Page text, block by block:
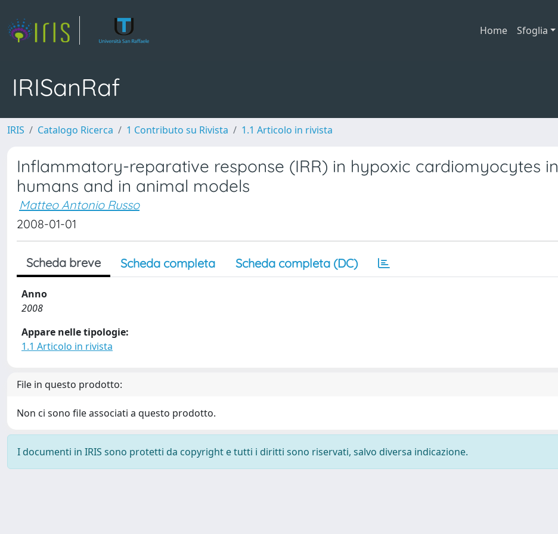
Home Sfoglia
IRISanRaf
IRIS Catalogo Ricerca 1 Contributo su Rivista 1.1 Articolo in rivista
Inflammatory-reparative response (IRR) in hypoxic cardiomyocytes in
humans and in animal models
Matteo Antonio Russo
2008-01-01
Scheda breve Scheda completa Scheda completa (DC)
Anno
2008
Appare nelle tipologie:
1.1 Articolo in rivista
File in questo prodotto:
Non ci sono file associati a questo prodotto.
I documenti in IRIS sono protetti da copyright e tutti i diritti sono riservati, salvo diversa indicazione.